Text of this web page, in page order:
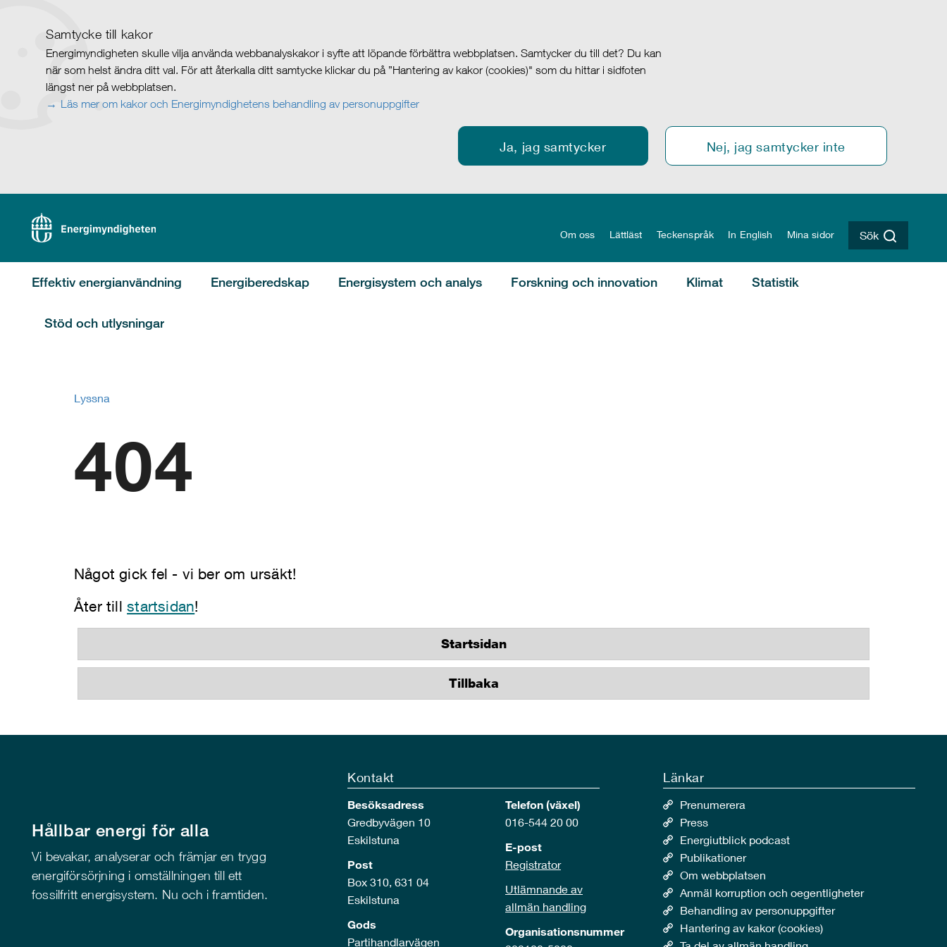
Samtycke till kakor
Energimyndigheten skulle vilja använda webbanalyskakor i syfte att löpande förbättra webbplatsen. Samtycker du till det? Du kan
när som helst ändra ditt val. För att återkalla ditt samtycke klickar du på ”Hantering av kakor (cookies)" som du hittar i sidfoten
längst ner på webbplatsen.
Läs mer om kakor och Energimyndighetens behandling av personuppgifter
Ja, jag samtycker Nej, jag samtycker inte
Om oss Lättläst Teckenspråk In English Mina sidor Sök
Effektiv energianvändning Energiberedskap Energisystem och analys Forskning och innovation Klimat Statistik
Stöd och utlysningar
Lyssna
404
Något gick fel - vi ber om ursäkt!
Åter tillstartsidan!
Startsidan
Tillbaka
Hållbar energi för alla
Vi bevakar, analyserar och främjar en trygg
energiförsörjning i omställningen till ett
fossilfritt energisystem. Nu och i framtiden.
Kontakt
Besöksadress
Gredbyvägen 10
Eskilstuna
Post
Box 310, 631 04
Eskilstuna
Gods
Partihandlarvägen
Telefon (växel)
016-544 20 00
E-post
Registrator
Utlämnande av
allmän handling
Organisationsnummer
Länkar
Prenumerera
Press
Energiutblick podcast
Publikationer
Om webbplatsen
Anmäl korruption och oegentligheter
Behandling av personuppgifter
Hantering av kakor (cookies)